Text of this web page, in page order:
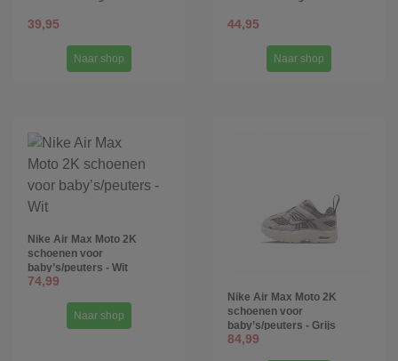
39,95
Naar shop
44,95
Naar shop
Nike Air Max Moto 2K
schoenen voor
baby’s/peuters - Wit
74,99
Naar shop
Nike Air Max Moto 2K
schoenen voor
baby’s/peuters - Grijs
84,99